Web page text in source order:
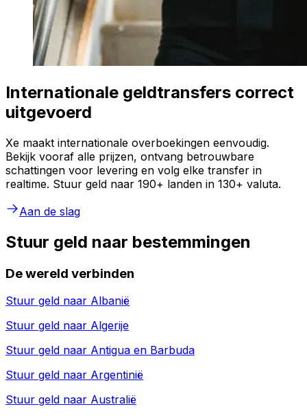
Internationale geldtransfers correct
uitgevoerd
Xe maakt internationale overboekingen eenvoudig.
Bekijk vooraf alle prijzen, ontvang betrouwbare
schattingen voor levering en volg elke transfer in
realtime. Stuur geld naar 190+ landen in 130+ valuta.
Aan de slag
Stuur geld naar bestemmingen
De wereld verbinden
Stuur geld naar Albanië
Stuur geld naar Algerije
Stuur geld naar Antigua en Barbuda
Stuur geld naar Argentinië
Stuur geld naar Australië